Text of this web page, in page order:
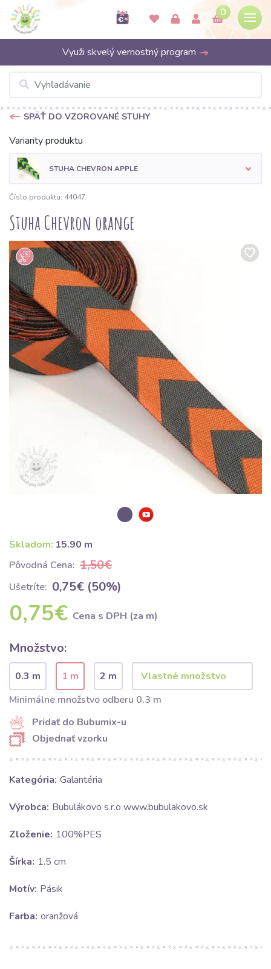
0
Využi skvelý vernostný program
SPÄŤ DO VZOROVANÉ STUHY
Varianty produktu
STUHA CHEVRON APPLE
Číslo produktu: 44047
Stuha Chevron orange
Skladom: 15.90 m
Pôvodná Cena: 1,50€
Ušetríte: 0,75€ (50%)
0,75€ Cena s DPH (za m)
Množstvo:
0.3 m 1 m
2 m
Minimálne množstvo odberu 0.3 m
Pridať do Bubumix-u
Objednať vzorku
Kategória: Galantéria
Výrobca: Bubulákovo s.r.o www.bubulakovo.sk
Zloženie: 100%PES
Šírka: 1.5 cm
Motív: Pásik
Farba: oranžová